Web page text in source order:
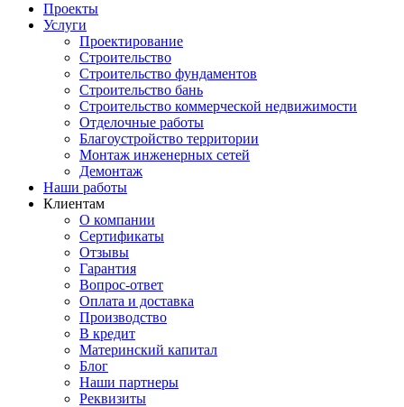
Проекты
Услуги
Проектирование
Строительство
Строительство фундаментов
Строительство бань
Строительство коммерческой недвижимости
Отделочные работы
Благоустройство территории
Монтаж инженерных сетей
Демонтаж
Наши работы
Клиентам
О компании
Сертификаты
Отзывы
Гарантия
Вопрос-ответ
Оплата и доставка
Производство
В кредит
Материнский капитал
Блог
Наши партнеры
Реквизиты